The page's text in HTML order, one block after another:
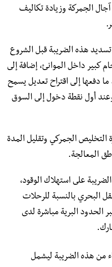
الجمركة وزيادة تكاليف
تسديد هذه الضريبة قبل الشروع
كبير داخل الموانئ، إضافة إلى
ما دفعها إلى اقتراح تعديل يسمح
أول نقطة دخول إلى السوق
التخليص الجمركي وتقليل المدة
المعالجة.
على استهلاك الوقود،
البحري بالنسبة للرحلات
الحدود البرية مباشرة لدى
من هذه الضريبة ليشمل